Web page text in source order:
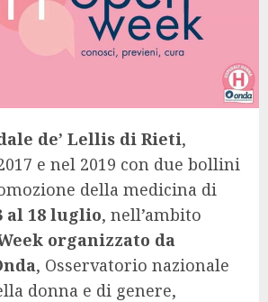
de’ Lellis di Rieti,
e nel 2019 con due bollini
della medicina di
al 18 luglio, nell’ambito
organizzato da
, Osservatorio nazionale
donna e di genere,